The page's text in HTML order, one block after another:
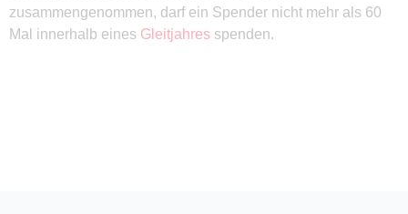
zusammengenommen, darf ein Spender nicht mehr als 60
Mal innerhalb eines Gleitjahres spenden.